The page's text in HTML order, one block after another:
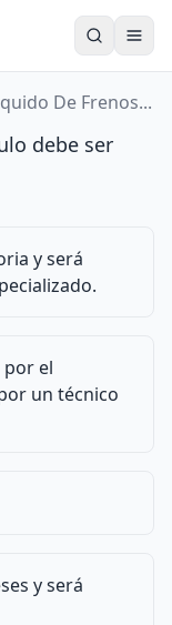
De Frenos...
debe ser
y será
por el
un técnico
y será